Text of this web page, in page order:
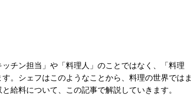
チン担当」や「料理人」のことではなく、「料理
。シェフはこのようなことから、料理の世界ではま
給料について、この記事で解説していきます。